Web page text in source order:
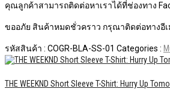
คุณลูกค้าสามารถติดต่อหาเราได้ที่ช่องทาง
ขออภัย สินค้าหมดชั่วคราว กรุณาติดต่อทางอี
รหัสสินค้า : COGR-BLA-SS-01 Categories :
THE WEEKND Short Sleeve T-Shirt: Hurry Up